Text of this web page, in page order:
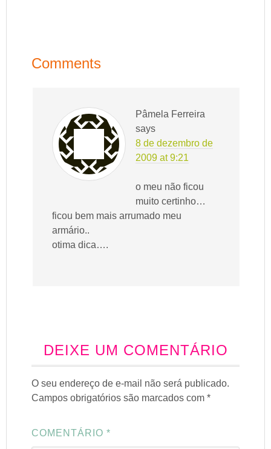
Comments
Pâmela Ferreira
says
8 de dezembro de
2009 at 9:21
o meu não ficou
muito certinho…
ficou bem mais arrumado meu
armário..
otima dica….
DEIXE UM COMENTÁRIO
O seu endereço de e-mail não será publicado.
Campos obrigatórios são marcados com*
COMENTÁRIO*